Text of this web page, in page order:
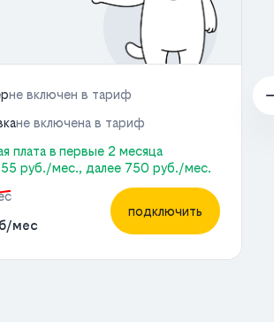
не включен в тариф
не включена в тариф
плата в первые 2 месяца
руб./мес., далее 750 руб./мес.
мес
подключить